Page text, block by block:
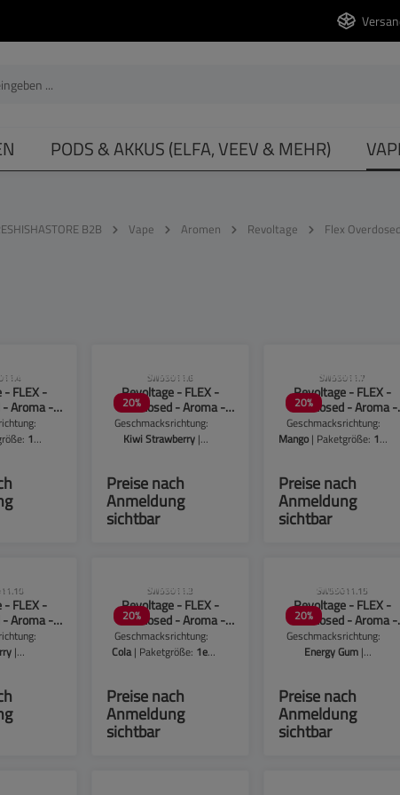
PODS & AKKUS (ELFA, VEEV & MEHR)
B2B Vape Aromen Revoltage Flex Overdosed
beachten!
- FLEX -
- Aroma -
1er
CLP-Hinweise beachten!
20%
SW55011.6
Revoltage - FLEX -
Overdosed - Aroma -
10ml - Kiwi Strawberry
Geschmacksrichtung:
Kiwi Strawberry |
Preise nach
Anmeldung
sichtbar
CLP-Hinweise beachten!
20%
SW55011.7
Revoltage - FLEX -
Overdosed - Aroma -
10ml - Mango
Geschmacksrichtung:
Mango | Paketgröße: 1er
Preise nach
Anmeldung
sichtbar
beachten!
- FLEX -
- Aroma -
|
CLP-Hinweise beachten!
20%
SW55011.3
Revoltage - FLEX -
Overdosed - Aroma -
10ml - Cola
Geschmacksrichtung:
Cola| Paketgröße: 1er
Preise nach
Anmeldung
sichtbar
CLP-Hinweise beachten!
20%
SW55011.15
Revoltage - FLEX -
Overdosed - Aroma -
10ml - Energy Gum
Geschmacksrichtung:
Energy Gum |
Preise nach
Anmeldung
sichtbar